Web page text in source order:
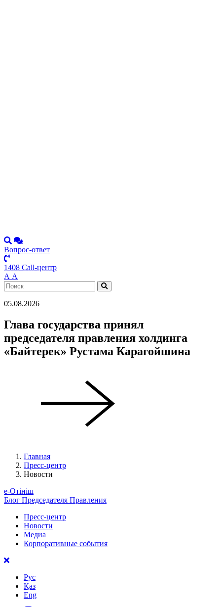
Вопрос-ответ
1408 Call-центр
А А
05.08.2026
Глава государства принял
председателя правления холдинга
«Байтерек» Рустама Карагойшина
Главная
Пресс-центр
Новости
е-Өтініш
Блог Председателя Правления
Пресс-центр
Новости
Медиа
Корпоративные события
Рус
Қаз
Eng